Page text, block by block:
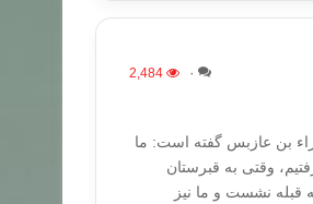
۰ 2,484
بن عازبس گفته است: ما
وقتی به قبرستان
قبله نشست و ما نیز